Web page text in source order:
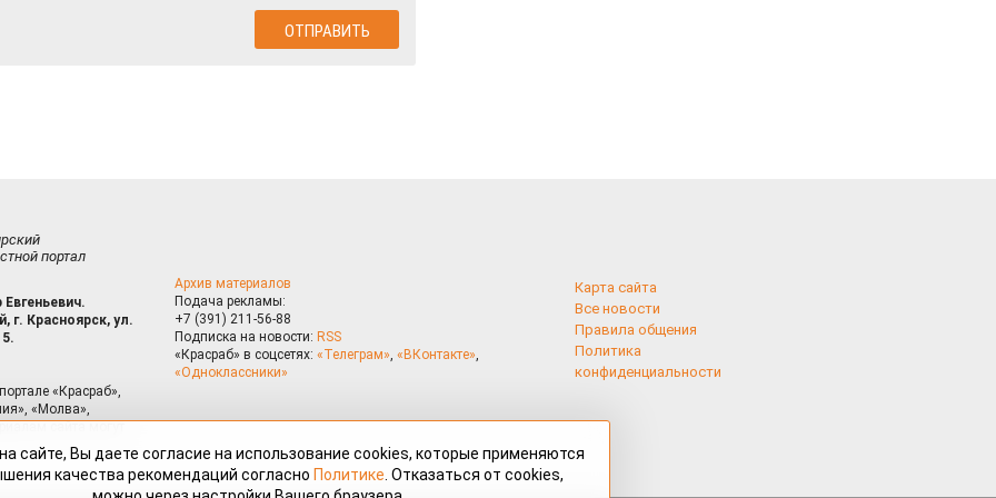
портал
г. Красноярск, ул.
«Красраб»,
«Молва»,
сайта могут
Архив материалов
Подача рекламы:
+7 (391) 211-56-88
Подписка на новости: RSS
«Красраб» в соцсетях: «Телеграм», «ВКонтакте»,
«Одноклассники»
Карта сайта
Все новости
Правила общения
Политика
конфиденциальности
сайте, Вы даете согласие на использование cookies, которые применяются
качества рекомендаций согласно Политике . Отказаться от cookies,